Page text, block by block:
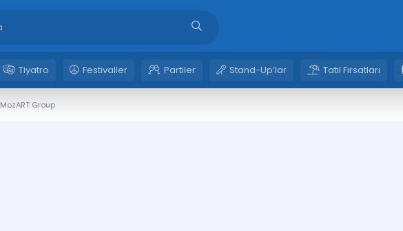
Tiyatro Festivaller Partiler Stand-Up’lar Tatil Fırsatları
MozART Group